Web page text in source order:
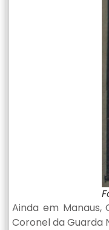
Ainda em
Coronel da Guarda